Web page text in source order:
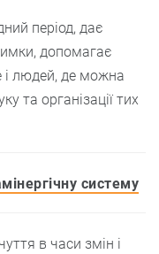
період, дає
допомагає
і людей, де можна
та організації тих
систему
в часи змін і